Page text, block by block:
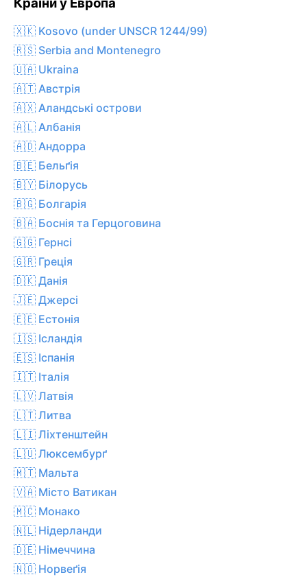
Країни у Европа
🇽🇰 Kosovo (under UNSCR 1244/99)
🇷🇸 Serbia and Montenegro
🇺🇦 Ukraina
🇦🇹 Австрія
🇦🇽 Аландські острови
🇦🇱 Албанія
🇦🇩 Андорра
🇧🇪 Бельґія
🇧🇾 Білорусь
🇧🇬 Болгарія
🇧🇦 Боснія та Герцоговина
🇬🇬 Гернсі
🇬🇷 Греція
🇩🇰 Данія
🇯🇪 Джерсі
🇪🇪 Естонія
🇮🇸 Ісландія
🇪🇸 Іспанія
🇮🇹 Італія
🇱🇻 Латвія
🇱🇹 Литва
🇱🇮 Ліхтенштейн
🇱🇺 Люксембурґ
🇲🇹 Мальта
🇻🇦 Місто Ватикан
🇲🇨 Монако
🇳🇱 Нідерланди
🇩🇪 Німеччина
🇳🇴 Норвеґія